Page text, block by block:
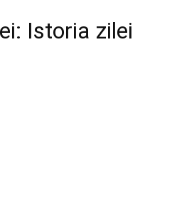
Istoria zilei